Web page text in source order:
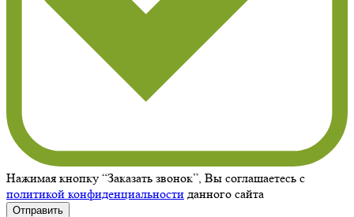
Нажимая кнопку “Заказать звонок”, Вы соглашаетесь с
политикой конфиденциальности данного сайта
Отправить